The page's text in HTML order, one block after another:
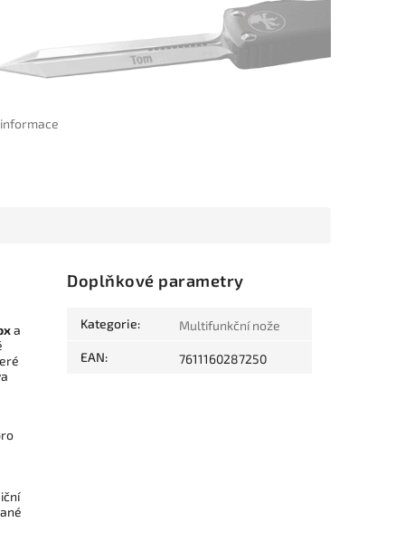
a
Doplňkové parametry
Kategorie: Multifunkční nože
EAN: 7611160287250